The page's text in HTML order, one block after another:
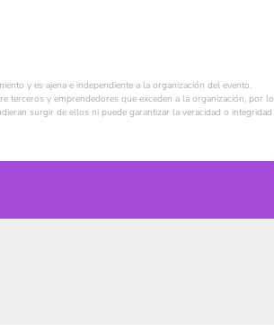
y es ajena e independiente a la organización del evento.
terceros y emprendedores que exceden a la organización, por lo
surgir de ellos ni puede garantizar la veracidad o integridad